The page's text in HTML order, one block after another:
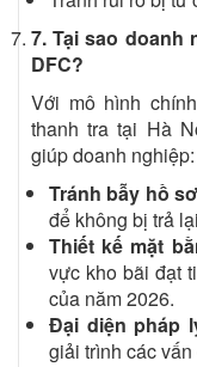
7. Tại sao
DFC?
Với mô hình
thanh tra tại Hà
giúp doanh nghiệp:
Tránh bẫy hồ
để không bị trả
Thiết kế mặt
vực kho bãi đạt
của năm 2026.
Đại diện pháp
giải trình các